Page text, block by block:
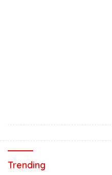
Trending